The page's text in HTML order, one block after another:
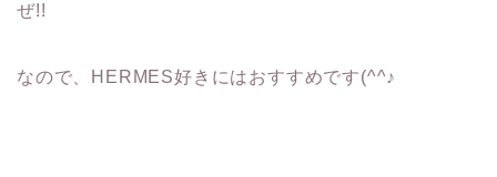
ぜ!!
なので、HERMES好きにはおすすめです(^^♪